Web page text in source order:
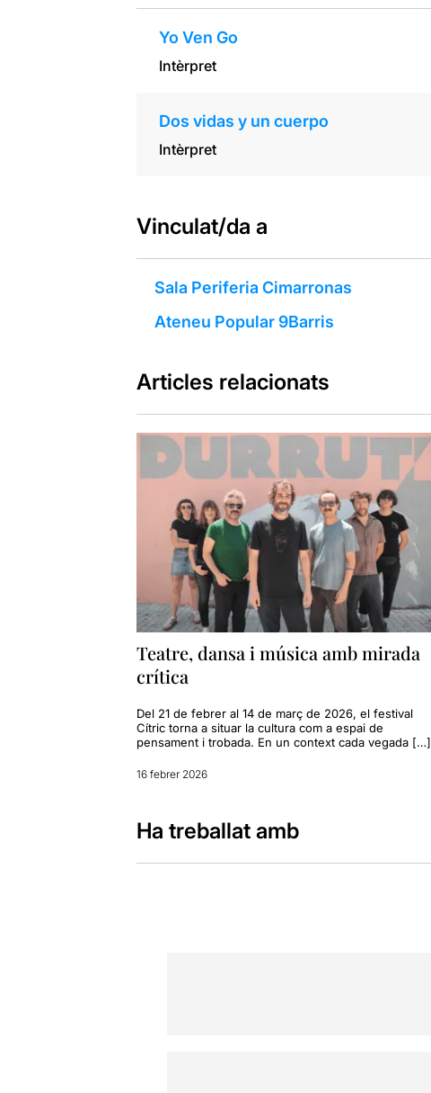
Yo Ven Go
Intèrpret
Dos vidas y un cuerpo
Intèrpret
Vinculat/da a
Sala Periferia Cimarronas
Ateneu Popular 9Barris
Articles relacionats
Teatre, dansa i música amb mirada
crítica
Del 21 de febrer al 14 de març de 2026, el festival
Cítric torna a situar la cultura com a espai de
pensament i trobada. En un context cada vegada […]
16 febrer 2026
Ha treballat amb